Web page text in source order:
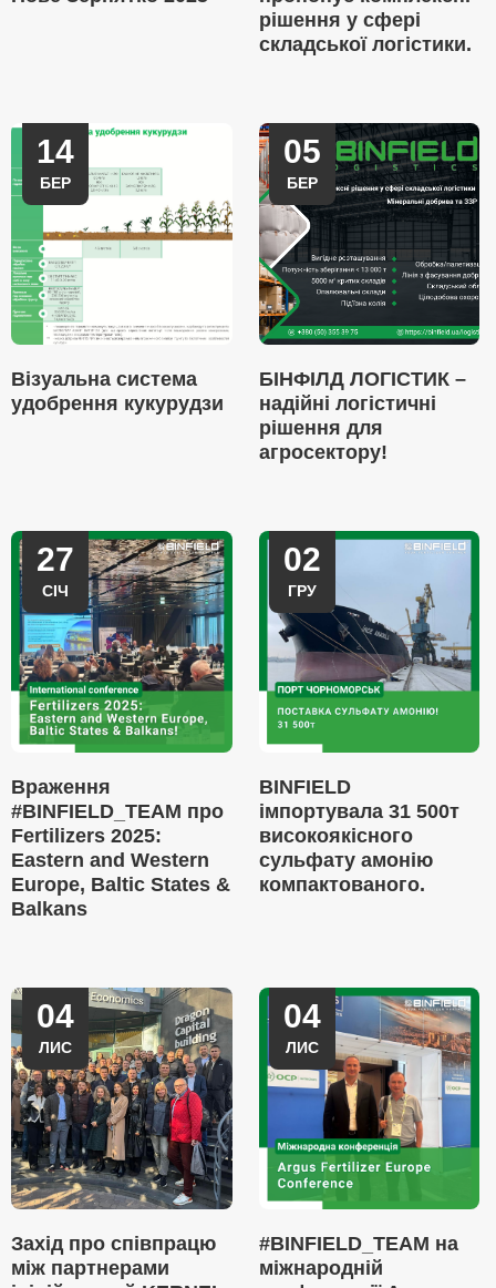
рішення у сфері
складської логістики.
14
БЕР
Візуальна система
удобрення кукурудзи
05
БЕР
БІНФІЛД ЛОГІСТИК –
надійні логістичні
рішення для
агросектору!
27
СІЧ
Враження
#BINFIELD_TEAM про
Fertilizers 2025:
Eastern and Western
Europe, Baltic States &
Balkans
02
ГРУ
BINFIELD
імпортувала 31 500т
високоякісного
сульфату амонію
компактованого.
04
ЛИС
Захід про співпрацю
між партнерами
04
ЛИС
#BINFIELD_TEAM на
міжнародній